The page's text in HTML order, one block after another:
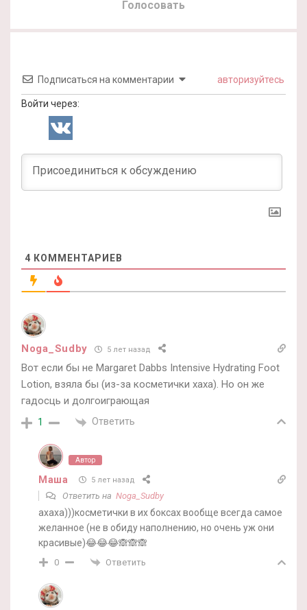
Голосовать
Подписаться на комментарии авторизуйтесь
Войти через:
4 КОММЕНТАРИЕВ
Noga_Sudby 5 лет назад
Вот если бы не Margaret Dabbs Intensive Hydrating Foot
Lotion, взяла бы (из-за косметички хаха). Но он же
гадосць и долгоиграющая
1 Ответить
Автор
Маша 5 лет назад
Ответить на Noga_Sudby
ахаха)))косметички в их боксах вообще всегда самое
желанное (не в обиду наполнению, но очень уж они
красивые)😂😂😂🙈🙈🙈
0 Ответить